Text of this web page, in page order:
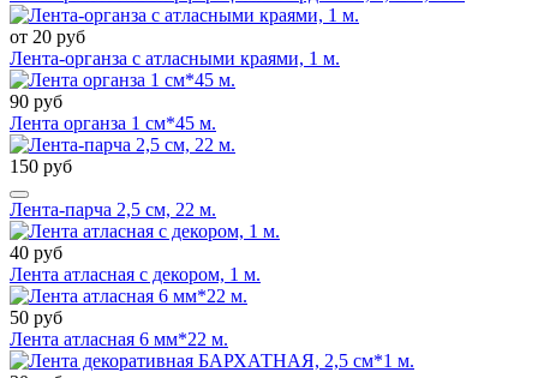
от 20 руб
Лента-органза с атласными краями, 1 м.
90 руб
Лента органза 1 см*45 м.
150 руб
Лента-парча 2,5 см, 22 м.
40 руб
Лента атласная с декором, 1 м.
50 руб
Лента атласная 6 мм*22 м.